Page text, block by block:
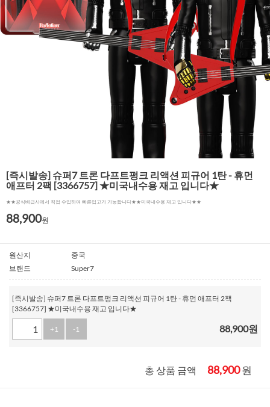
[즉시발송] 슈퍼7 트론 다프트펑크 리액션 피규어 1탄 - 휴먼
애프터 2팩 [3366757] ★미국내수용 재고 입니다★
★★공식배급사에서 직접 수입하여 빠른입고가 가능합니다★★미국내수용 재고 입니다★★
88,900원
원산지
중국
브랜드
Super7
[즉시발송] 슈퍼7 트론 다프트펑크 리액션 피규어 1탄 - 휴먼 애프터 2팩
[3366757] ★미국내수용 재고 입니다★
+1 -1 88,900원
총 상품 금액 88,900원